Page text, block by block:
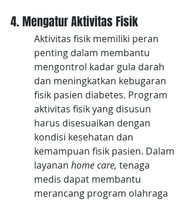
4. Mengatur Aktivitas Fisik
Aktivitas fisik memiliki peran
penting dalam membantu
mengontrol kadar gula darah
dan meningkatkan kebugaran
fisik pasien diabetes. Program
aktivitas fisik yang disusun
harus disesuaikan dengan
kondisi kesehatan dan
kemampuan fisik pasien. Dalam
layanan home care, tenaga
medis dapat membantu
merancang program olahraga